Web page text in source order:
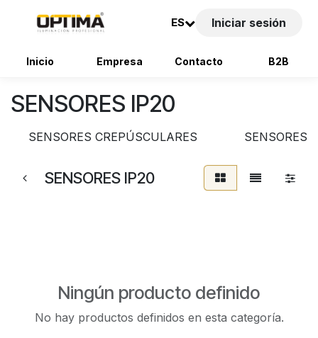
ES Iniciar sesión
Inicio Empresa Contacto B2B
SENSORES IP20
SENSORES CREPÚSCULARES SENSORES
SENSORES IP20
Ningún producto definido
No hay productos definidos en esta categoría.